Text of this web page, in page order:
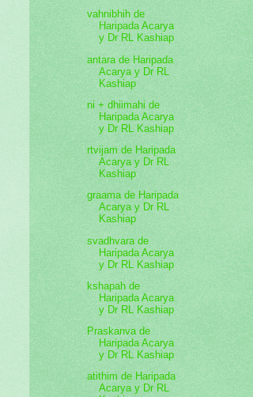
vahnibhih de
Haripada Acarya
y Dr RL Kashiap
antara de Haripada
Acarya y Dr RL
Kashiap
ni + dhiimahi de
Haripada Acarya
y Dr RL Kashiap
rtvijam de Haripada
Acarya y Dr RL
Kashiap
graama de Haripada
Acarya y Dr RL
Kashiap
svadhvara de
Haripada Acarya
y Dr RL Kashiap
kshapah de
Haripada Acarya
y Dr RL Kashiap
Praskanva de
Haripada Acarya
y Dr RL Kashiap
atithim de Haripada
Acarya y Dr RL